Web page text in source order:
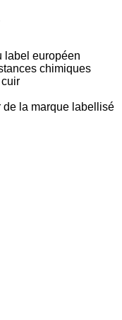
label européen
chimiques
de la marque labellisé